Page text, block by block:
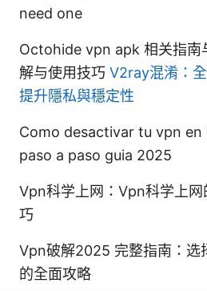
need one
Octohide vpn apk 相关指南
解与使用技巧 V2ray混淆：
提升隱私與穩定性
Como desactivar tu vpn
paso a paso guia 2025
Vpn科学上网：Vpn科学上
巧
Vpn破解2025 完整指南：选
的全面攻略